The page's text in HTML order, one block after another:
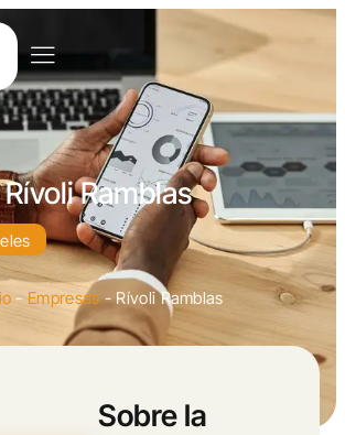
Rívoli Ramblas
- Empresas -Rívoli Ramblas
Sobre la